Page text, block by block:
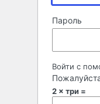
Пароль
Войти с
2 × три =